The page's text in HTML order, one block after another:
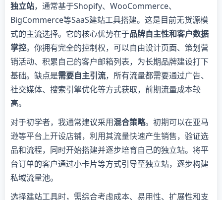
独立站，通常基于Shopify、WooCommerce、
BigCommerce等SaaS建站工具搭建。这是目前无货源模
式的主流选择。它的核心优势在于品牌自主性和客户数据
掌控。你拥有完全的控制权，可以自由设计页面、策划营
销活动、积累自己的客户邮箱列表，为长期品牌建设打下
基础。缺点是需要自主引流，所有流量都需要通过广告、
社交媒体、搜索引擎优化等方式获取，前期流量成本较
高。
对于初学者，我通常建议采用混合策略。初期可以在亚马
逊等平台上开设店铺，利用其流量快速产生销售，验证选
品和流程，同时开始搭建并逐步培育自己的独立站。将平
台订单的客户通过小卡片等方式引导至独立站，逐步构建
私域流量池。
选择建站工具时，需综合考虑成本、易用性、扩展性和支